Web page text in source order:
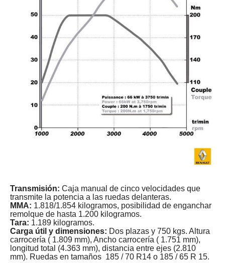
Transmisión: Caja manual de cinco velocidades que
transmite la potencia a las ruedas delanteras.
MMA: 1.818/1.854 kilogramos, posibilidad de enganchar
remolque de hasta 1.200 kilogramos.
Tara: 1.189 kilogramos.
Carga útil y dimensiones: Dos plazas y 750 kgs. Altura
carrocería ( 1.809 mm), Ancho carrocería ( 1.751 mm),
longitud total (4.363 mm), distancia entre ejes (2.810
mm). Ruedas en tamaños 185 / 70 R14 o 185 / 65 R 15.